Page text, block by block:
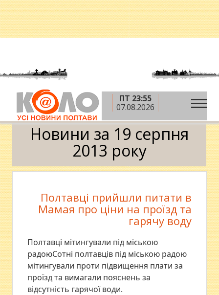
ПТ 23:55
07.08.2026
Головна » 2013 рік » серпень »19 серпня
Календар
Новини за 19 серпня
2013 року
Полтавці прийшли питати в
Мамая про ціни на проїзд та
гарячу воду
Полтавці мітингували під міською
радоюСотні полтавців під міською радою
мітингували проти підвищення плати за
проїзд та вимагали пояснень за
відсутність гарячої води.